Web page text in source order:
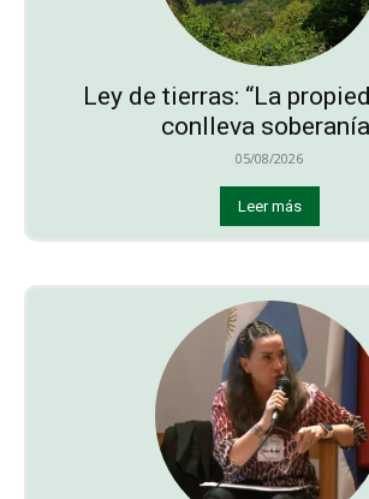
Ley de tierras: “La
conlleva
05/08/2026
Leer más